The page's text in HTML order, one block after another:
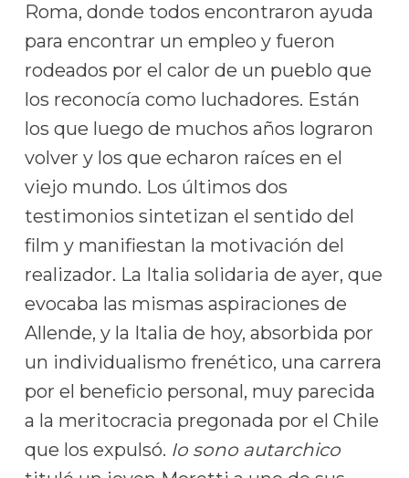
Roma, donde todos encontraron ayuda
para encontrar un empleo y fueron
rodeados por el calor de un pueblo que
los reconocía como luchadores. Están
los que luego de muchos años lograron
volver y los que echaron raíces en el
viejo mundo. Los últimos dos
testimonios sintetizan el sentido del
film y manifiestan la motivación del
realizador. La Italia solidaria de ayer, que
evocaba las mismas aspiraciones de
Allende, y la Italia de hoy, absorbida por
un individualismo frenético, una carrera
por el beneficio personal, muy parecida
a la meritocracia pregonada por el Chile
que los expulsó. Io sono autarchico